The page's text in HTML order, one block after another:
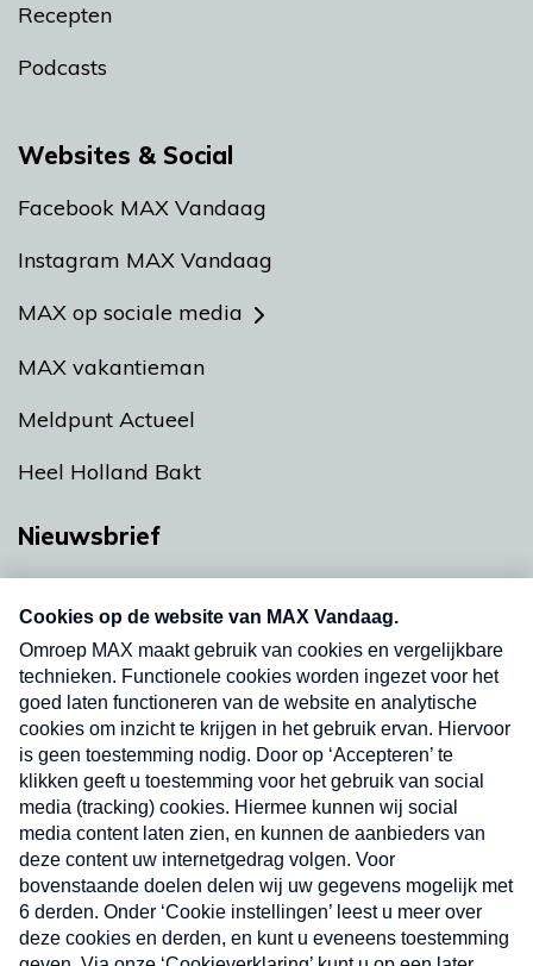
Recepten
Podcasts
Websites & Social
Facebook MAX Vandaag
Instagram MAX Vandaag
MAX op sociale media
MAX vakantieman
Meldpunt Actueel
Heel Holland Bakt
Nieuwsbrief
nieuwsbrief. Elke vrijdag- en dinsdagochtend in
uw mailbox.
Verzend
Nieuwsbrief